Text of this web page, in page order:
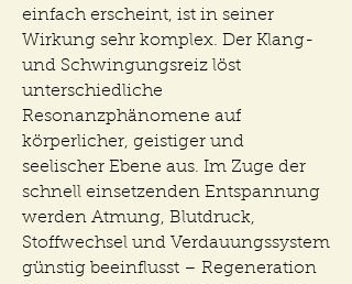
einfach erscheint, ist in seiner
Wirkung sehr komplex. Der Klang-
und Schwingungsreiz löst
unterschiedliche
Resonanzphänomene auf
körperlicher, geistiger und
seelischer Ebene aus. Im Zuge der
schnell einsetzenden Entspannung
werden Atmung, Blutdruck,
Stoffwechsel und Verdauungssystem
günstig beeinflusst – Regeneration